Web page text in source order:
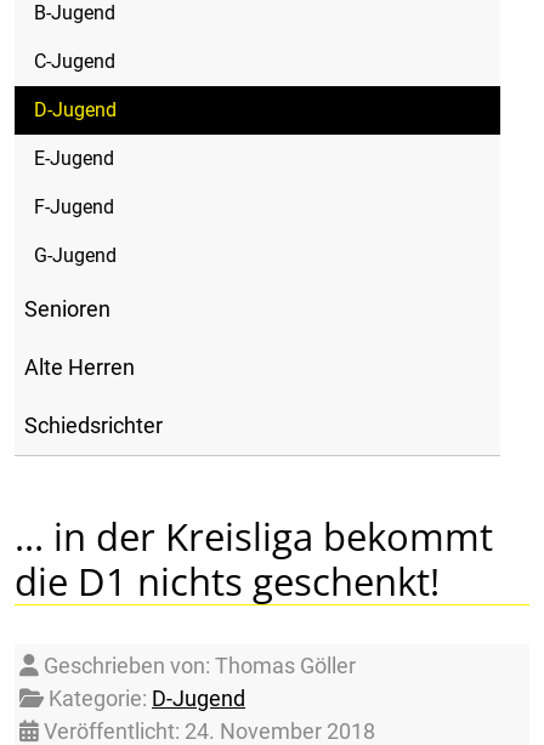
B-Jugend
C-Jugend
D-Jugend
E-Jugend
F-Jugend
G-Jugend
Senioren
Alte Herren
Schiedsrichter
... in der Kreisliga bekommt
die D1 nichts geschenkt!
Details
Geschrieben von: Thomas Göller
Kategorie: D-Jugend
Veröffentlicht: 24. November 2018